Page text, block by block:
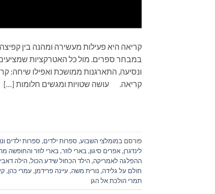
קריאה היא פעילות מעשירה ומהנה בין
במבחר ספרים. מול כל האטרקציות
קריאה. עושה שטויות ומגשים חלומות […]
פורסם במומלצי השבוע, ספרות ילדים, ספרות ילדים
לינדגרן,אפרים סיגון, בארי לוזר, בארי לוזר והחופשה
ההפלגה לאמריקה,הילד הכחול שידע הכול,הילה דאבי
חולם על גלידה, נורית משה, עיינה פרידמן, עמרי כהן,
תמרי הולכת אל הגן